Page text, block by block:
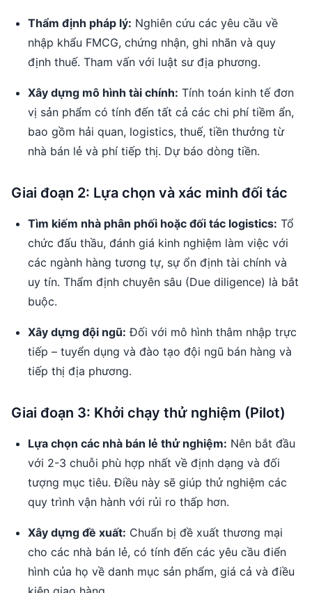
Thẩm định pháp lý: Nghiên cứu các yêu cầu về
nhập khẩu FMCG, chứng nhận, ghi nhãn và quy
định thuế. Tham vấn với luật sư địa phương.
Xây dựng mô hình tài chính: Tính toán kinh tế đơn
vị sản phẩm có tính đến tất cả các chi phí tiềm ẩn,
bao gồm hải quan, logistics, thuế, tiền thưởng từ
nhà bán lẻ và phí tiếp thị. Dự báo dòng tiền.
Giai đoạn 2: Lựa chọn và xác minh đối tác
Tìm kiếm nhà phân phối hoặc đối tác logistics: Tổ
chức đấu thầu, đánh giá kinh nghiệm làm việc với
các ngành hàng tương tự, sự ổn định tài chính và
uy tín. Thẩm định chuyên sâu (Due diligence) là bắt
buộc.
Xây dựng đội ngũ: Đối với mô hình thâm nhập trực
tiếp – tuyển dụng và đào tạo đội ngũ bán hàng và
tiếp thị địa phương.
Giai đoạn 3: Khởi chạy thử nghiệm (Pilot)
Lựa chọn các nhà bán lẻ thử nghiệm: Nên bắt đầu
với 2-3 chuỗi phù hợp nhất về định dạng và đối
tượng mục tiêu. Điều này sẽ giúp thử nghiệm các
quy trình vận hành với rủi ro thấp hơn.
Xây dựng đề xuất: Chuẩn bị đề xuất thương mại
cho các nhà bán lẻ, có tính đến các yêu cầu điển
hình của họ về danh mục sản phẩm, giá cả và điều